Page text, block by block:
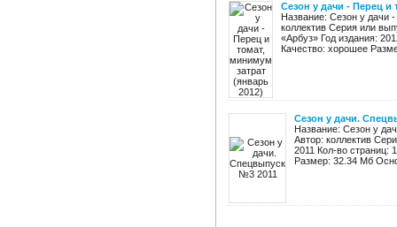
Сезон у дачи - Перец и
Название: Сезон у дачи
коллектив Серия или
«Арбуз» Год издания:
Качество: хорошее
Сезон у дачи.
Название: Сезон у
Автор: коллектив
2011 Кол-во страниц:
Размер: 32.34 Мб